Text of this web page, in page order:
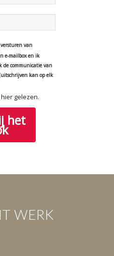
van
e-mailbox en ik
de communicatie van
kan op elk
hier gelezen.
het
WERK